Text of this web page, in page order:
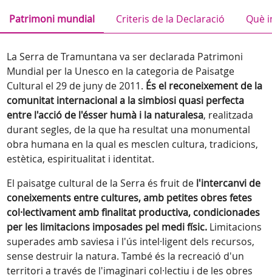
Patrimoni mundial Criteris de la Declaració Què
La Serra de Tramuntana va ser declarada Patrimoni
Mundial per la Unesco en la categoria de Paisatge
Cultural el 29 de juny de 2011. És el reconeixement de la
comunitat internacional a la simbiosi quasi perfecta
entre l'acció de l'ésser humà i la naturalesa, realitzada
durant segles, de la que ha resultat una monumental
obra humana en la qual es mesclen cultura, tradicions,
estètica, espiritualitat i identitat.
El paisatge cultural de la Serra és fruit de l'intercanvi de
coneixements entre cultures, amb petites obres fetes
col·lectivament amb finalitat productiva, condicionades
per les limitacions imposades pel medi físic. Limitacions
superades amb saviesa i l'ús intel·ligent dels recursos,
sense destruir la natura. També és la recreació d'un
territori a través de l'imaginari col·lectiu i de les obres